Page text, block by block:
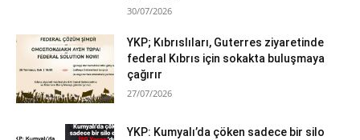
30/07/2026
YKP; Kıbrıslıları, Guterres ziyaretinde
federal Kıbrıs için sokakta buluşmaya
çağırır
27/07/2026
YKP: Kumyalı’da çöken sadece bir silo